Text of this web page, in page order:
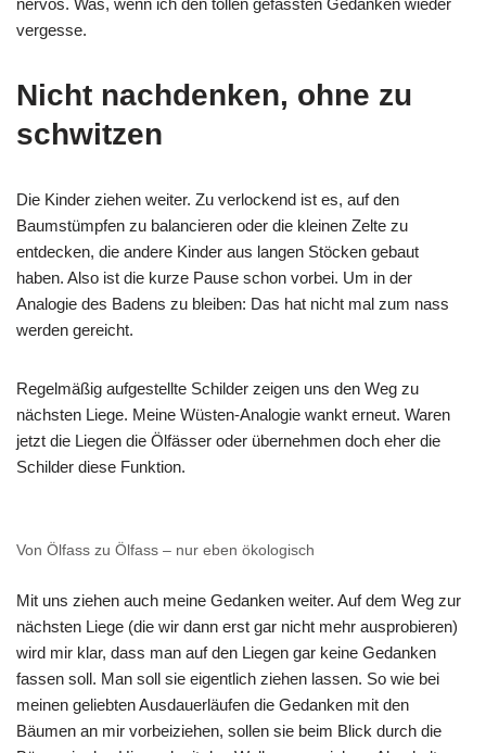
nervös. Was, wenn ich den tollen gefassten Gedanken wieder
vergesse.
Nicht nachdenken, ohne zu
schwitzen
Die Kinder ziehen weiter. Zu verlockend ist es, auf den
Baumstümpfen zu balancieren oder die kleinen Zelte zu
entdecken, die andere Kinder aus langen Stöcken gebaut
haben. Also ist die kurze Pause schon vorbei. Um in der
Analogie des Badens zu bleiben: Das hat nicht mal zum nass
werden gereicht.
Regelmäßig aufgestellte Schilder zeigen uns den Weg zu
nächsten Liege. Meine Wüsten-Analogie wankt erneut. Waren
jetzt die Liegen die Ölfässer oder übernehmen doch eher die
Schilder diese Funktion.
Von Ölfass zu Ölfass – nur eben ökologisch
Mit uns ziehen auch meine Gedanken weiter. Auf dem Weg zur
nächsten Liege (die wir dann erst gar nicht mehr ausprobieren)
wird mir klar, dass man auf den Liegen gar keine Gedanken
fassen soll. Man soll sie eigentlich ziehen lassen. So wie bei
meinen geliebten Ausdauerläufen die Gedanken mit den
Bäumen an mir vorbeiziehen, sollen sie beim Blick durch die